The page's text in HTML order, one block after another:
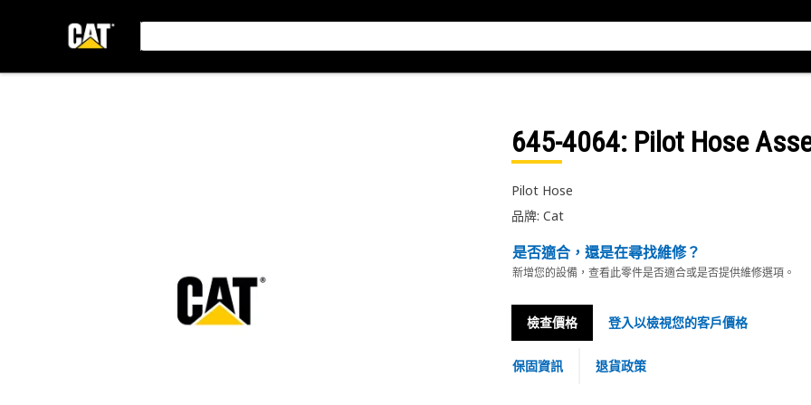
645-4064: Pilot Hose
Pilot Hose
品牌: Cat
是否適合，還是在尋找維修？
新增您的設備，查看此零件是否適合或是否提供維修選項。
檢查價格 登入以檢視您的客戶價格
保固資訊 退貨政策